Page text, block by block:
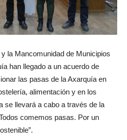
la Mancomunidad de Municipios
han llegado a un acuerdo de
las pasas de la Axarquía en
alimentación y en los
se llevará a cabo a través de la
comemos pasas. Por un